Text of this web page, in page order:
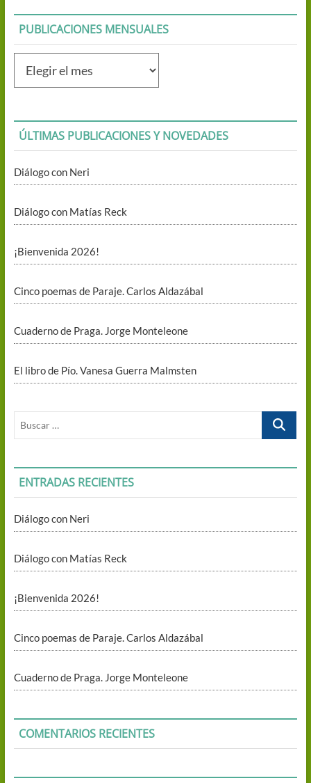
PUBLICACIONES MENSUALES
mensuales
ÚLTIMAS PUBLICACIONES Y NOVEDADES
Diálogo con Neri
Diálogo con Matías Reck
¡Bienvenida 2026!
Cinco poemas de Paraje. Carlos Aldazábal
Cuaderno de Praga. Jorge Monteleone
El libro de Pío. Vanesa Guerra Malmsten
Buscar
ENTRADAS RECIENTES
Diálogo con Neri
Diálogo con Matías Reck
¡Bienvenida 2026!
Cinco poemas de Paraje. Carlos Aldazábal
Cuaderno de Praga. Jorge Monteleone
COMENTARIOS RECIENTES